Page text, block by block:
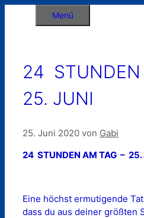
Menü
24
25. JUNI
25. Juni 2020 von Gabi
24 STUNDEN AM TAG – 25.
Eine höchst ermutigende
dass du aus deiner größten